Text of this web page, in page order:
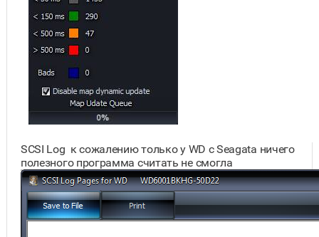
SCSI Log к сожалению только у WD c Seagata ничего
полезного программа считать не смогла